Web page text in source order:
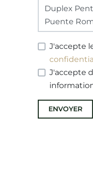
J'accepte
J'accepte
ENVOYER